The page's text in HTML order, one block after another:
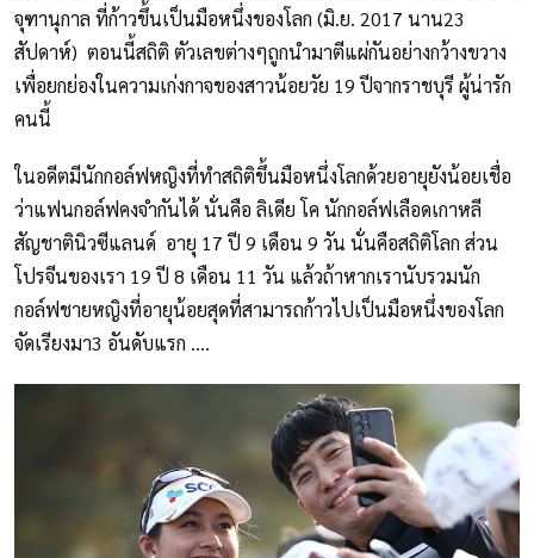
จุฑานุกาล ที่ก้าวขึ้นเป็นมือหนึ่งของโลก (มิ.ย. 2017 นาน23
สัปดาห์) ตอนนี้สถิติ ตัวเลขต่างๆถูกนำมาตีแผ่กันอย่างกว้างขวาง
เพื่อยกย่องในความเก่งกาจของสาวน้อยวัย 19 ปีจากราชบุรี ผู้น่ารัก
คนนี้
ในอดีตมีนักกอล์ฟหญิงที่ทำสถิติขึ้นมือหนึ่งโลกด้วยอายุยังน้อยเชื่อ
ว่าแฟนกอล์ฟคงจำกันได้ นั่นคือ ลิเดีย โค นักกอล์ฟเลือดเกาหลี
สัญชาตินิวซีแลนด์ อายุ 17 ปี 9 เดือน 9 วัน นั่นคือสถิติโลก ส่วน
โปรจีนของเรา 19 ปี 8 เดือน 11 วัน แล้วถ้าหากเรานับรวมนัก
กอล์ฟชายหญิงที่อายุน้อยสุดที่สามารถก้าวไปเป็นมือหนึ่งของโลก
จัดเรียงมา3 อันดับแรก ....